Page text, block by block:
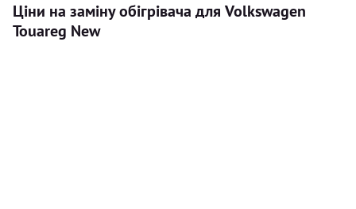
Ціни на заміну обігрівача для Volkswagen
Touareg New